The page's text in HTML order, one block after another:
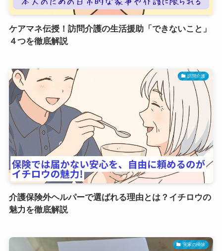
ケアマネ伝授！訪問介護の生活援助「できないこと」
４つを徹底解説
訪問介護
介護保険外ヘルパーで選ばれる理由とは？イチロウの
魅力を徹底解説
実家の掃除